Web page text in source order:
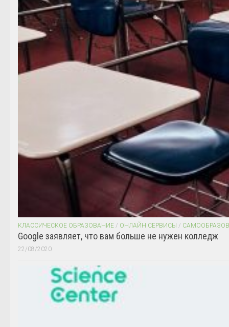
КЛАССИЧЕСКОЕ ОБРАЗОВАНИЕ / ОНЛАЙН СЕРВИСЫ /
Google заявляет, что вам больше не нужен колледж
22/08/2020